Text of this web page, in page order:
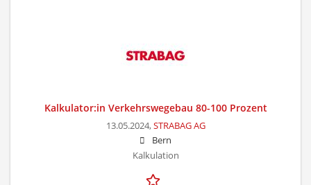
Kalkulator:in Verkehrswegebau 80-100 Prozent
13.05.2024,STRABAG AG
Bern
Kalkulation